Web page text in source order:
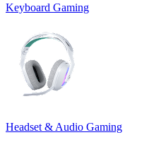
Keyboard Gaming
Headset & Audio Gaming